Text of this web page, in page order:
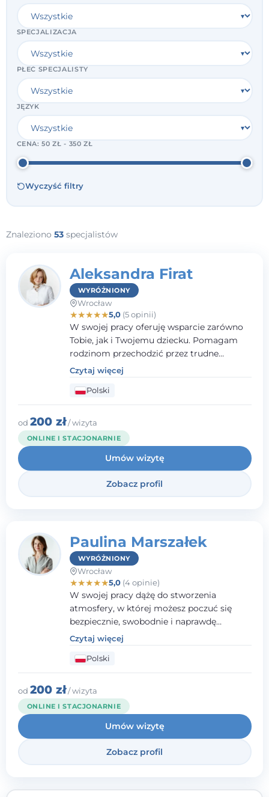
SPECJALIZACJA
PŁEĆ SPECJALISTY
JĘZYK
CENA:50 ZŁ - 350 ZŁ
Wyczyść filtry
Znaleziono 53 specjalistów
Aleksandra Firat
WYRÓŻNIONY
Wrocław
★★★★★5,0(5 opinii)
W swojej pracy oferuję wsparcie zarówno
Tobie, jak i Twojemu dziecku. Pomagam
rodzinom przechodzić przez trudne
momenty, opierając współpracę na
wzajemnym zaufaniu i otwartej
komunikacji. Posiadam doświadczenie w
pracy z dziećmi i młodzieżą mierzącymi się
z różnorodnymi trudnościami
emocjonalnymi oraz rozwojowymi.
Czytaj więcej
Polski
od 200 zł/ wizyta
ONLINE I STACJONARNIE
Umów wizytę
Zobacz profil
Paulina Marszałek
WYRÓŻNIONY
Wrocław
★★★★★5,0(4 opinie)
W swojej pracy dążę do stworzenia
atmosfery, w której możesz poczuć się
bezpiecznie, swobodnie i naprawdę
wysłuchany(-a). Zależy mi na
towarzyszeniu Ci w drodze do większego
dobrostanu, lepszego poznania siebie oraz
budowania wartościowych i
satysfakcjonujących relacji - zarówno z
innymi, jak i z samym sobą. Możliwość
bycia częścią tego procesu traktuję jako
duże wyróżnienie.
Czytaj więcej
Polski
od 200 zł/ wizyta
ONLINE I STACJONARNIE
Umów wizytę
Zobacz profil